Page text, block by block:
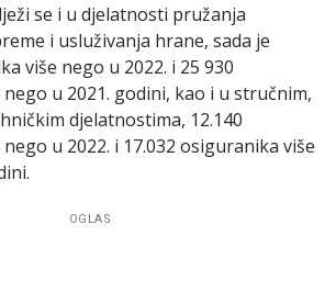
se i u djelatnosti pružanja
i usluživanja hrane, sada je
više nego u 2022. i 25 930
u 2021. godini, kao i u stručnim,
djelatnostima, 12.140
u 2022. i 17.032 osiguranika više
OGLAS